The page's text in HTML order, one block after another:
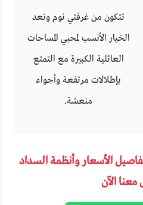
تتكون من غرفتي نوم وتعد
الخيار الأنسب لمحبي المساحات
العائلية الكبيرة مع التمتع
بإطلالات مرتفعة وأجواء
منعشة.
الأسعار وأنظمة السداد
الآن